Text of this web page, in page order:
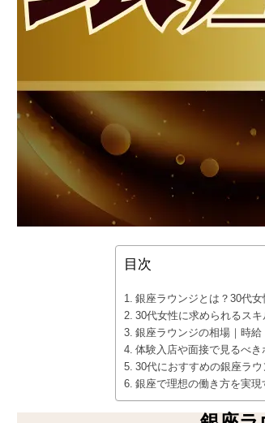
目次
銀座ラウンジとは？30代
30代女性に求められるスキ
銀座ラウンジの相場｜時
体験入店や面接で見るべき
30代におすすめの銀座ラウ
銀座で理想の働き方を実現